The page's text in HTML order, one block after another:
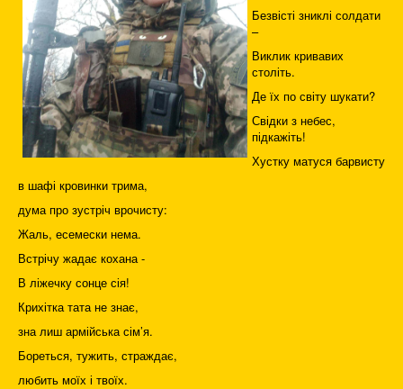
Безвісті зниклі солдати
–
Виклик кривавих
століть.
Де їх по світу шукати?
Свідки з небес,
підкажіть!
Хустку матуся барвисту
в шафі кровинки трима,
дума про зустріч врочисту:
Жаль, есемески нема.
Встрічу жадає кохана -
В ліжечку сонце сія!
Крихітка тата не знає,
зна лиш армійська сім’я.
Бореться, тужить, страждає,
любить моїх і твоїх.